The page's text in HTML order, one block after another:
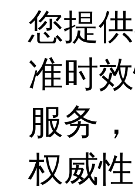
您提
准时
服务
权威